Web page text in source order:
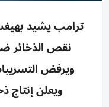
ترامب يشيد
نقص الذخائر
ويرفض
ويعلن إنتاج